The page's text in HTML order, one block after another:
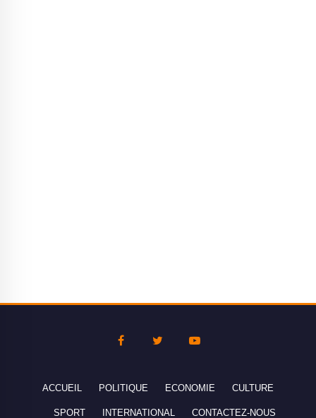
ACCUEIL POLITIQUE ECONOMIE CULTURE
SPORT INTERNATIONAL CONTACTEZ-NOUS